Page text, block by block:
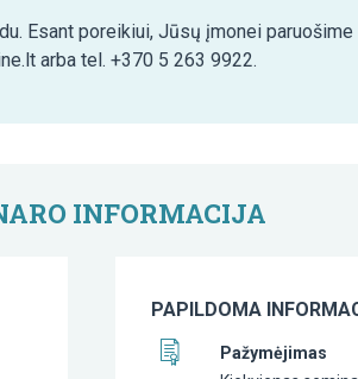
Esant poreikiui, Jūsų įmonei
arba tel. +370 5 263 9922.
INFORMACIJA
PAPILDOMA
Pažymėjimas